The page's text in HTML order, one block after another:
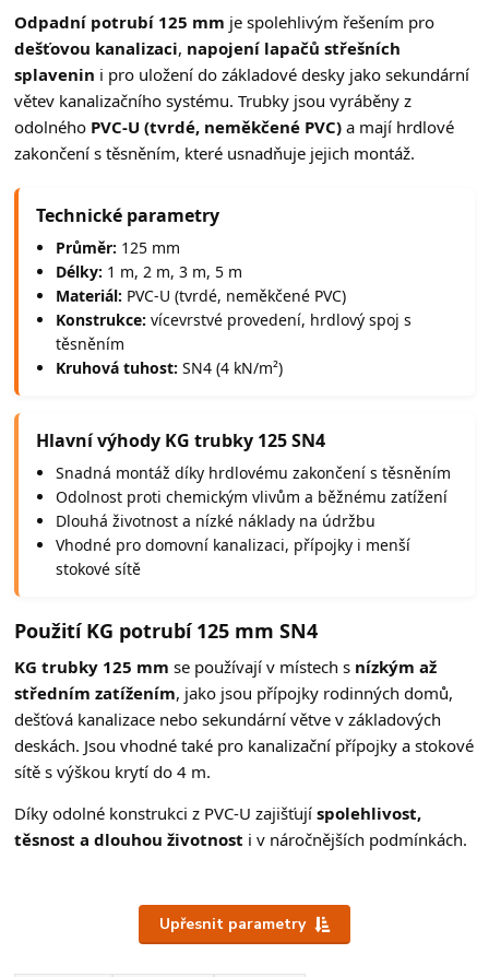
Odpadní potrubí 125 mm je spolehlivým řešením pro
dešťovou kanalizaci, napojení lapačů střešních
splavenin i pro uložení do základové desky jako sekundární
větev kanalizačního systému. Trubky jsou vyráběny z
odolného PVC-U (tvrdé, neměkčené PVC) a mají hrdlové
zakončení s těsněním, které usnadňuje jejich montáž.
Technické parametry
Průměr: 125 mm
Délky: 1 m, 2 m, 3 m, 5 m
Materiál: PVC-U (tvrdé, neměkčené PVC)
Konstrukce: vícevrstvé provedení, hrdlový spoj s
těsněním
Kruhová tuhost: SN4 (4 kN/m²)
Hlavní výhody KG trubky 125 SN4
Snadná montáž díky hrdlovému zakončení s těsněním
Odolnost proti chemickým vlivům a běžnému zatížení
Dlouhá životnost a nízké náklady na údržbu
Vhodné pro domovní kanalizaci, přípojky i menší
stokové sítě
Použití KG potrubí 125 mm SN4
KG trubky 125 mm se používají v místech s nízkým až
středním zatížením, jako jsou přípojky rodinných domů,
dešťová kanalizace nebo sekundární větve v základových
deskách. Jsou vhodné také pro kanalizační přípojky a stokové
sítě s výškou krytí do 4 m.
Díky odolné konstrukci z PVC-U zajišťujíspolehlivost,
těsnost a dlouhou životnost i v náročnějších podmínkách.
Upřesnit parametry